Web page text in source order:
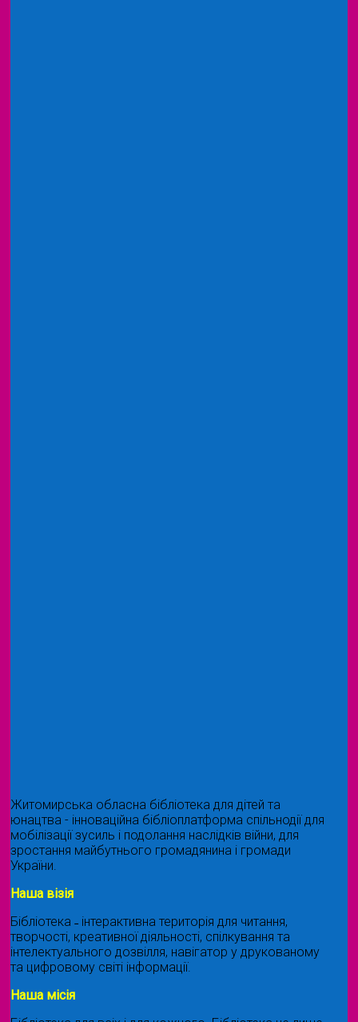
Житомирська обласна бібліотека для дітей та
юнацтва - інноваційна бібліоплатформа спільнодії для
мобілізації зусиль і подолання наслідків війни, для
зростання майбутнього громадянина і громади
України.
Наша візія
Бібліотека ˗ інтерактивна територія для читання,
творчості, креативної діяльності, спілкування та
інтелектуального дозвілля, навігатор у друкованому
та цифровому світі інформації.
Наша місія